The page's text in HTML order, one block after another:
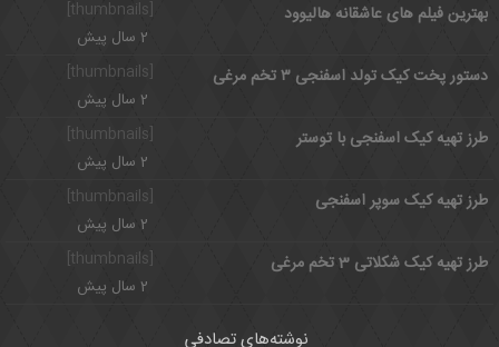
بهترین فیلم های عاشقانه هالیوود
2 سال پیش
[thumbnails]
دستور پخت کیک تولد اسفنجی ۳ تخم مرغی
2 سال پیش
طرز تهیه کیک اسفنجی با توستر
2 سال پیش
[thumbnails]
طرز تهیه کیک سوپر اسفنجی
2 سال پیش
طرز تهیه کیک شکلاتی 3 تخم مرغی
2 سال پیش
نوشته‌های تصادفی